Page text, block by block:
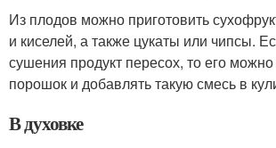
Из плодов можно приготовить
и киселей, а также цукаты или чипсы.
сушения продукт пересох, то его можно
порошок и добавлять такую смесь в
В духовке